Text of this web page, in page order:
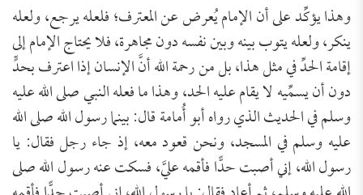
وهذا يؤكِّد على أن الإمام يُعرض عن المعترف؛ فلعله يرجع، ولعله
ينكر، ولعله يتوب بينه وبين نفسه دون مجاهرة، فلا يحتاج الإمام إلى
إقامة الحدِّ في مثل هذا، بل من رحمة الله أنَّ الإنسان إذا اعترف بحدٍّ
دون أن يسمِّيه لا يقام عليه الحد، وهذا ما فعله النبي صلى الله عليه
وسلم في الحديث الذي رواه أبو أُمامة قال: بينما رسول الله صلى الله
عليه وسلم في المسجد، ونحن قعود معه، إذ جاء رجل فقال: يا
رسول الله، إني أصبت حدًّا فأقمه عليَّ، فسكت عنه رسول الله صلى